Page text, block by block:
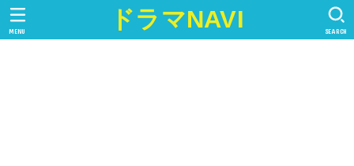
ドラマNAVI SEARCH
MENU